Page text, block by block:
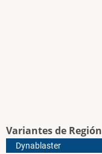
Variantes de Región
Dynablaster